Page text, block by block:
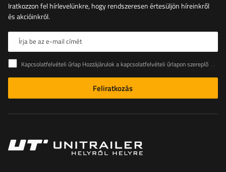
Iratkozzon fel hírlevelünkre, hogy rendszeresen értesüljön híreinkről
és akcióinkról.
Írja be az e-mail címét
Kapcsolatfelvételi űrlap Hozzájárulok a kapcsolatfelvételi űrlapon szereplő személyes adataimnak az Európai Parlament és a Tanács (EU) rendeletével összhangban történő kezeléséhez
Feliratkozás